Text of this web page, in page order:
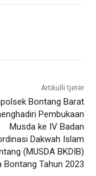
Artikulli tjetër
Bontang Barat
Pembukaan
Musda ke IV Badan
Dakwah Islam
(MUSDA BKDIB)
Bontang Tahun 2023